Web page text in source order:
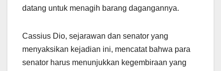
datang untuk menagih barang dagangannya.
Cassius Dio, sejarawan dan senator yang
menyaksikan kejadian ini, mencatat bahwa para
senator harus menunjukkan kegembiraan yang